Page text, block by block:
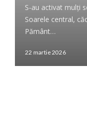
S-au activat mulți
Soarele central,
Pământ…
22 martie 2026